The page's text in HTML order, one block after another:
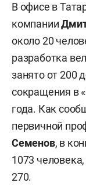
В офисе в
компании
около 20
разработка
занято от 200
сокращения в
года. Как
первичной
Семенов, в
1073
270.